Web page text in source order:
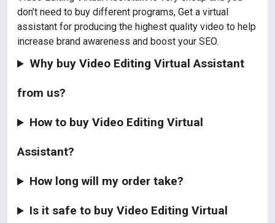
don’t need to buy different programs, Get a virtual
assistant for producing the highest quality video to help
increase brand awareness and boost your SEO.
Why buy Video Editing Virtual Assistant
from us?
How to buy Video Editing Virtual
Assistant?
How long will my order take?
Is it safe to buy Video Editing Virtual